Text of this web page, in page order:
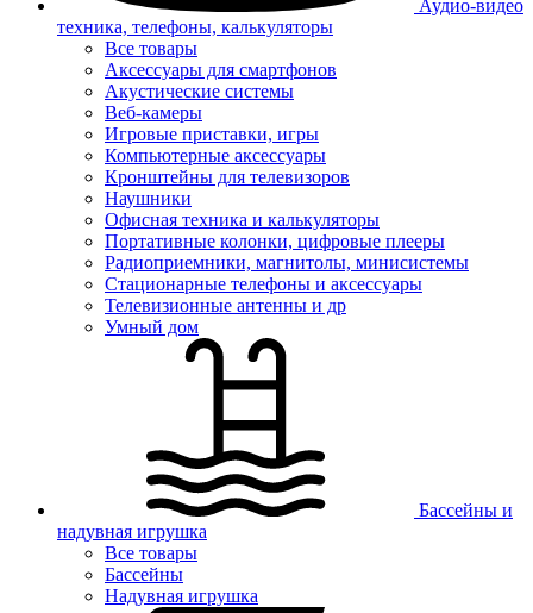
Аудио-видео
техника, телефоны, калькуляторы
Все товары
Аксессуары для смартфонов
Акустические системы
Веб-камеры
Игровые приставки, игры
Компьютерные аксессуары
Кронштейны для телевизоров
Наушники
Офисная техника и калькуляторы
Портативные колонки, цифровые плееры
Радиоприемники, магнитолы, минисистемы
Стационарные телефоны и аксессуары
Телевизионные антенны и др
Умный дом
Бассейны и
надувная игрушка
Все товары
Бассейны
Надувная игрушка